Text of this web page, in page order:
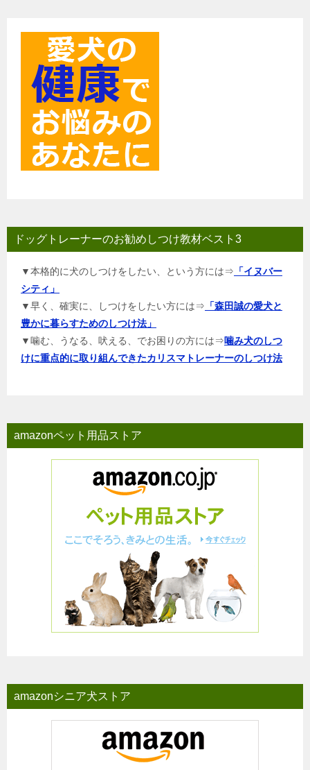
ドッグトレーナーのお勧めしつけ教材ベスト3
▼本格的に犬のしつけをしたい、という方には⇒ 「イヌバー
シティ」
▼早く、確実に、しつけをしたい方には⇒ 「森田誠の愛犬と
豊かに暮らすためのしつけ法」
▼噛む、うなる、吠える、でお困りの方には⇒噛み犬のしつ
けに重点的に取り組んできたカリスマトレーナーのしつけ法
amazonペット用品ストア
amazonシニア犬ストア